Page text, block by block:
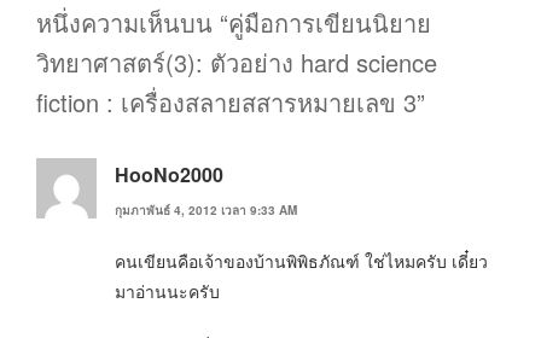
หนึ่งความเห็นบน “คู่มือการเขียนนิยาย
วิทยาศาสตร์(3): ตัวอย่าง hard science
fiction : เครื่องสลายสสารหมายเลข 3”
HooNo2000
กุมภาพันธ์ 4, 2012 เวลา 9:33 AM
คนเขียนคือเจ้าของบ้านพิพิธภัณฑ์ ใช่ไหมครับ เดี๋ยว
มาอ่านนะครับ